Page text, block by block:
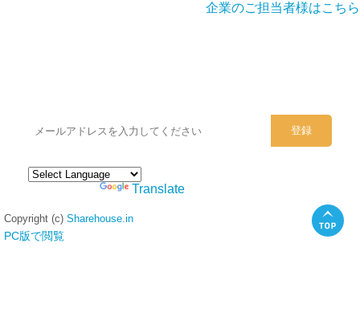
企業のご担当者様はこちら
Translate
Copyright (c) Sharehouse.in
PC版で閲覧